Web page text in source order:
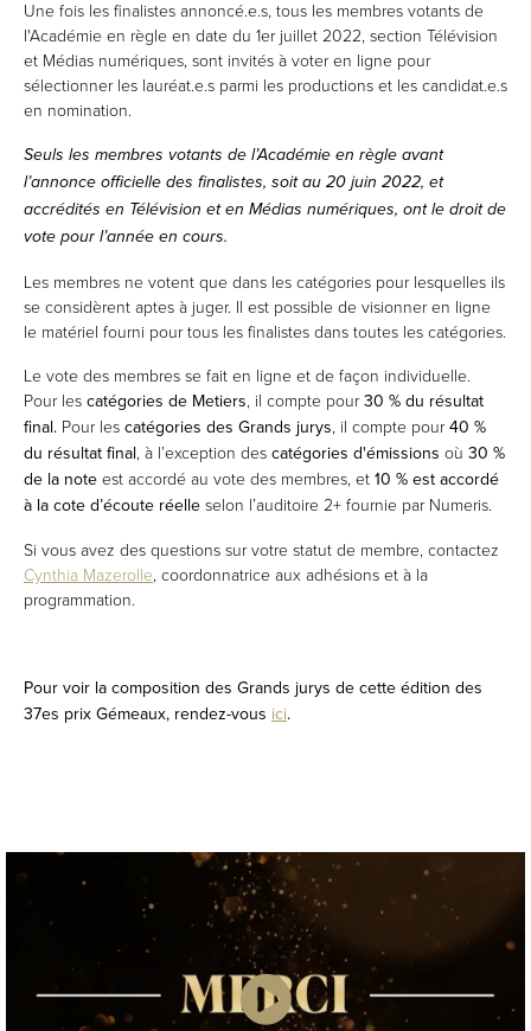
Une fois les finalistes annoncé.e.s, tous les membres votants de
l'Académie en règle en date du 1er juillet 2022, section Télévision
et Médias numériques, sont invités à voter en ligne pour
sélectionner les lauréat.e.s parmi les productions et les candidat.e.s
en nomination.
Seuls les membres votants de l’Académie en règle avant
l’annonce officielle des finalistes, soit au 20 juin 2022, et
accrédités en Télévision et en Médias numériques, ont le droit de
vote pour l’année en cours.
Les membres ne votent que dans les catégories pour lesquelles ils
se considèrent aptes à juger. Il est possible de visionner en ligne
le matériel fourni pour tous les finalistes dans toutes les catégories.
Le vote des membres se fait en ligne et de façon individuelle.
Pour les catégories de Metiers, il compte pour30 % du résultat
final. Pour les catégories des Grands jurys, il compte pour40 %
du résultat final, à l’exception des catégories d'émissions où 30 %
de la note est accordé au vote des membres, et 10 % est accordé
à la cote d’écoute réelle selon l’auditoire 2+ fournie par Numeris.
Si vous avez des questions sur votre statut de membre, contactez
Cynthia Mazerolle, coordonnatrice aux adhésions et à la
programmation.
Pour voir la composition des Grands jurys de cette édition des
37es prix Gémeaux, rendez-vous ici.